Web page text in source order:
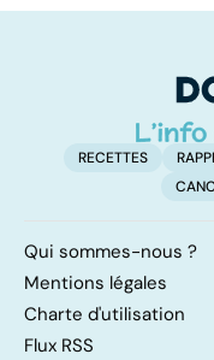
RECETTES
Qui sommes-nous ?
Mentions légales
Charte d'utilisation
Flux RSS